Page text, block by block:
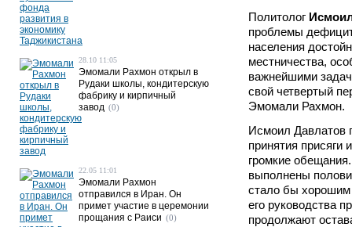
Политолог
проблемы
населения
местничества,
важнейшими
свой четвертый
Эмомали Рахмон.
Исмоил Давлатов
принятия присяги
громкие
выполнены
стало бы
его руководства
продолжают
28.10 11:05
Эмомали Рахмон открыл в
Рудаки школы, кондитерскую
фабрику и кирпичный
завод (0)
22.05 11:01
Эмомали Рахмон
отправился в Иран. Он
примет участие в церемонии
прощания с Раиси (0)